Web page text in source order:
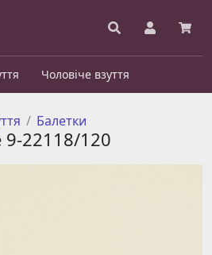
Чоловіче взуття
Балетки
9-22118/120